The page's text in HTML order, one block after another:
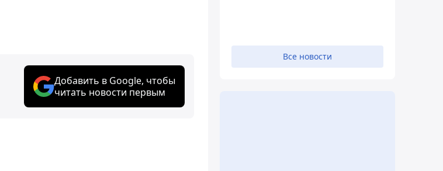
Добавить в Google, чтобы
читать новости первым
Все новости